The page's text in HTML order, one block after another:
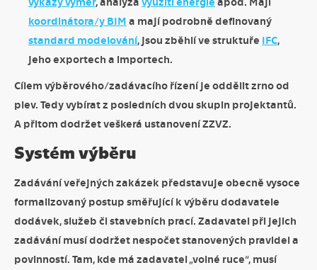
koordinátora/y BIM a mají podrobně definovaný
standard modelování, jsou zběhlí ve struktuře IFC,
jeho exportech a importech.
Cílem výběrového/zadávacího řízení je oddělit zrno od
plev. Tedy vybírat z posledních dvou skupin projektantů.
A přitom dodržet veškerá ustanovení ZZVZ.
Systém výběru
Zadávání veřejných zakázek představuje obecně vysoce
formalizovaný postup směřující k výběru dodavatele
dodávek, služeb či stavebních prací. Zadavatel při jejich
zadávání musí dodržet nespočet stanovených pravidel a
povinností. Tam, kde má zadavatel „volné ruce“, musí